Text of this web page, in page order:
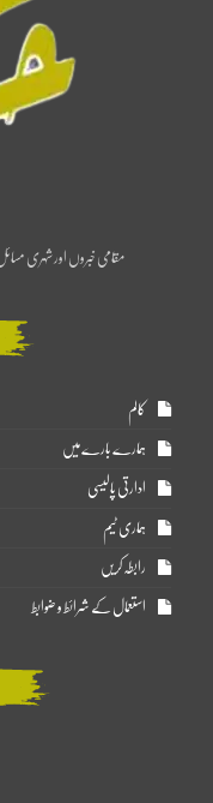
مقامی خبروں اور شہری
کالم
ہمارے بارے میں
ادارتی پالیسی
ہماری ٹیم
رابطہ کریں
استعمال کے شرائط و ضوابط